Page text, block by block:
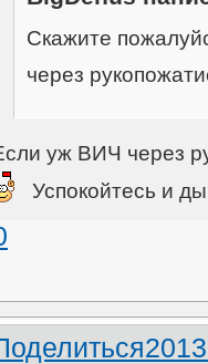
Скажите
через
уж ВИЧ через
Успокойтесь и